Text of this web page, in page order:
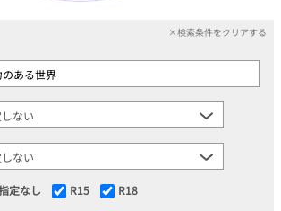
×検索条件をクリアする
定なし R15 R18